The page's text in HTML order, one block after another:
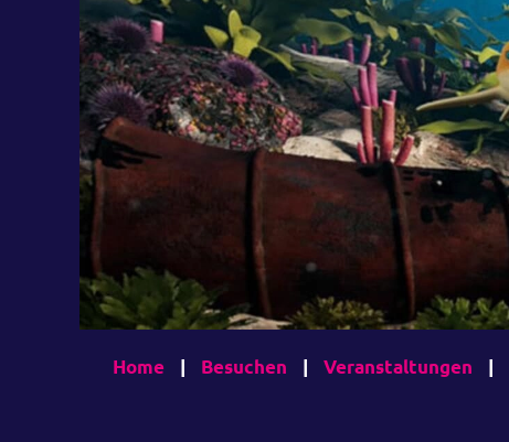
Home | Besuchen | Veranstaltungen |